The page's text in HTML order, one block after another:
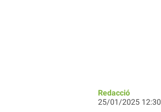
Redacció
25/01/2025 12:30